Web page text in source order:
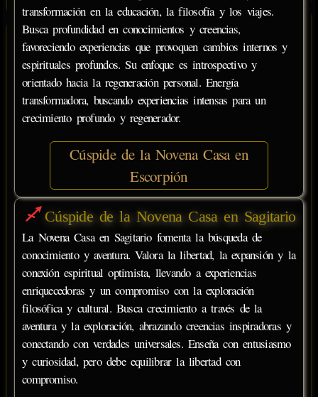
transformación en la educación, la filosofía y los viajes.
Busca profundidad en conocimientos y creencias,
favoreciendo experiencias que provoquen cambios internos y
espirituales profundos. Su enfoque es introspectivo y
orientado hacia la regeneración personal. Energía
transformadora, buscando experiencias intensas para un
crecimiento profundo y regenerador.
Cúspide de la Novena Casa en
Escorpión
Cúspide de la Novena Casa en Sagitario
La Novena Casa en Sagitario fomenta la búsqueda de
conocimiento y aventura. Valora la libertad, la expansión y la
conexión espiritual optimista, llevando a experiencias
enriquecedoras y un compromiso con la exploración
filosófica y cultural. Busca crecimiento a través de la
aventura y la exploración, abrazando creencias inspiradoras y
conectando con verdades universales. Enseña con entusiasmo
y curiosidad, pero debe equilibrar la libertad con
compromiso.